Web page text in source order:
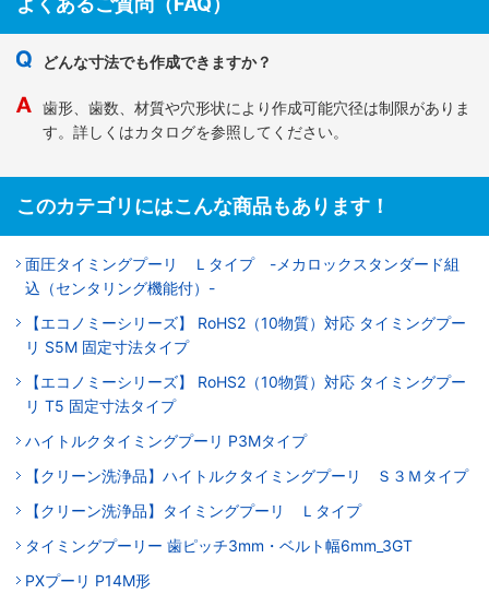
どんな寸法でも作成できますか？
歯形、歯数、材質や穴形状により作成可能穴径は制限がありま
す。詳しくはカタログを参照してください。
このカテゴリにはこんな商品もあります！
面圧タイミングプーリ Ｌタイプ -メカロックスタンダード組
込（センタリング機能付）-
【エコノミーシリーズ】 RoHS2（10物質）対応 タイミングプー
リ S5M 固定寸法タイプ
【エコノミーシリーズ】 RoHS2（10物質）対応 タイミングプー
リ T5 固定寸法タイプ
ハイトルクタイミングプーリ P3Mタイプ
【クリーン洗浄品】ハイトルクタイミングプーリ Ｓ３Ｍタイプ
【クリーン洗浄品】タイミングプーリ Ｌタイプ
タイミングプーリー 歯ピッチ3mm・ベルト幅6mm_3GT
PXプーリ P14M形